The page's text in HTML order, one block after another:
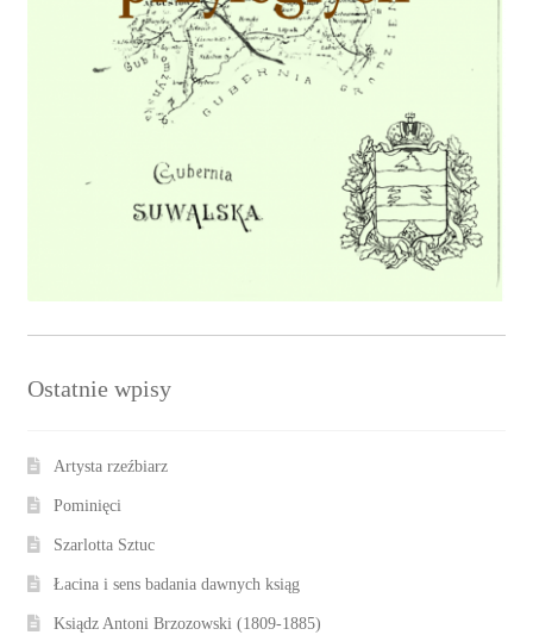
Ostatnie wpisy
Artysta rzeźbiarz
Pominięci
Szarlotta Sztuc
Łacina i sens badania dawnych ksiąg
Ksiądz Antoni Brzozowski (1809-1885)